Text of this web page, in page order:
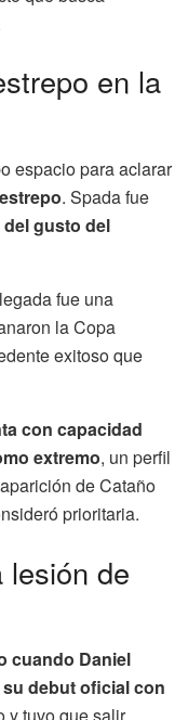
en la
espacio para aclarar
. Spada fue
del gusto del
fue una
la Copa
exitoso que
con capacidad
extremo, un perfil
de Cataño
prioritaria.
lesión de
cuando Daniel
debut oficial con